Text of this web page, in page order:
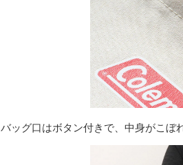
バッグ口はボタン付きで、中身がこぼ